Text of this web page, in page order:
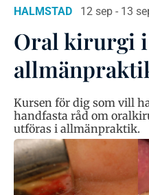
HALMSTAD 12 sep - 13
Oral kirurgi i
Kursen för dig som vill
handfasta råd om
utföras i allmänpraktik.